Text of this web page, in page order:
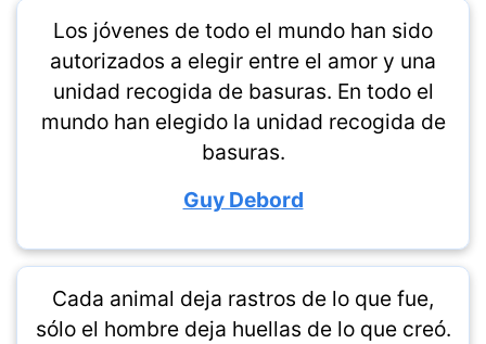
Los jóvenes de todo el mundo han sido
autorizados a elegir entre el amor y una
unidad recogida de basuras. En todo el
mundo han elegido la unidad recogida de
basuras.
Guy Debord
Cada animal deja rastros de lo que fue,
sólo el hombre deja huellas de lo que creó.